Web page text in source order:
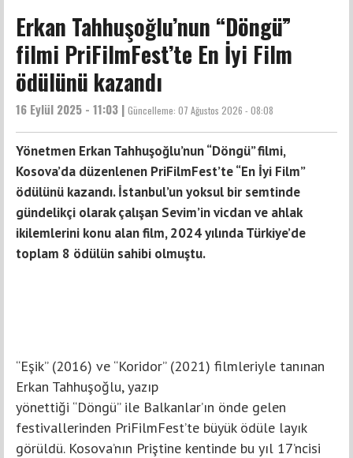
Erkan Tahhuşoğlu’nun “Döngü”
filmi PriFilmFest’te En İyi Film
ödülünü kazandı
16 Eylül 2025 - 11:03 | Güncelleme: 07 Ağustos 2026 - 08:08
Yönetmen Erkan Tahhuşoğlu’nun “Döngü” filmi,
Kosova’da düzenlenen PriFilmFest’te “En İyi Film”
ödülünü kazandı. İstanbul’un yoksul bir semtinde
gündelikçi olarak çalışan Sevim’in vicdan ve ahlak
ikilemlerini konu alan film, 2024 yılında Türkiye’de
toplam 8 ödülün sahibi olmuştu.
“Eşik” (2016) ve “Koridor” (2021) filmleriyle tanınan
Erkan Tahhuşoğlu, yazıp
yönettiği “Döngü” ile Balkanlar’ın önde gelen
festivallerinden PriFilmFest’te büyük ödüle layık
görüldü. Kosova’nın Priştine kentinde bu yıl 17’ncisi